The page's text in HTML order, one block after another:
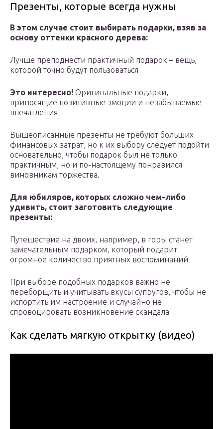
Презенты, которые всегда нужны
В этом случае стоит выбирать подарки, взяв за
основу оттенки красного дерева:
Лучше преподнести практичный подарок – вещь,
которой точно будут пользоваться
Это интересно! Оригинальные подарки,
приносящие позитивные эмоции и незабываемые
впечатления
Вышеописанные презенты не требуют больших
финансовых затрат, но к их выбору следует подойти
основательно, чтобы подарок был не только
практичным, но и по-настоящему понравился
виновникам торжества.
Для юбиляров, которых сложно чем-либо
удивить, стоит заготовить следующие
презенты:
Путешествие на двоих, например, в горы станет
замечательным подарком, который подарит
огромное количество приятных воспоминаний
При выборе подобных подарков важно не
переборщить и учитывать вкусы супругов, чтобы не
испортить им настроение и случайно не
спровоцировать возникновение скандала
Как сделать мягкую открытку (видео)